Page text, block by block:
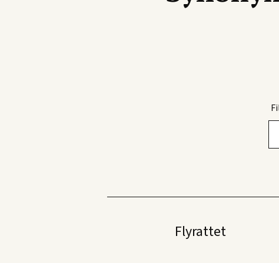
For å finne alle ord som begynner med
Flyrattet